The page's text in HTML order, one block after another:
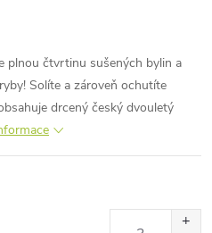
plnou čtvrtinu sušených bylin a
Solíte a zároveň ochutíte
drcený český dvouletý